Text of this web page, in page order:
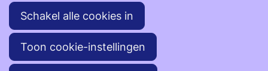
Schakel alle cookies in
Toon cookie-instellingen